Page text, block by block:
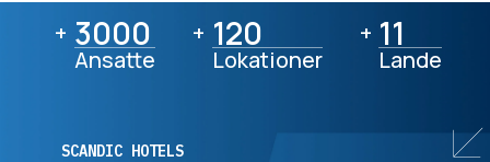
+ 3000
3000
Ansatte
+ 120
120
Lokationer
+ 11
11
Lande
SCANDIC HOTELS